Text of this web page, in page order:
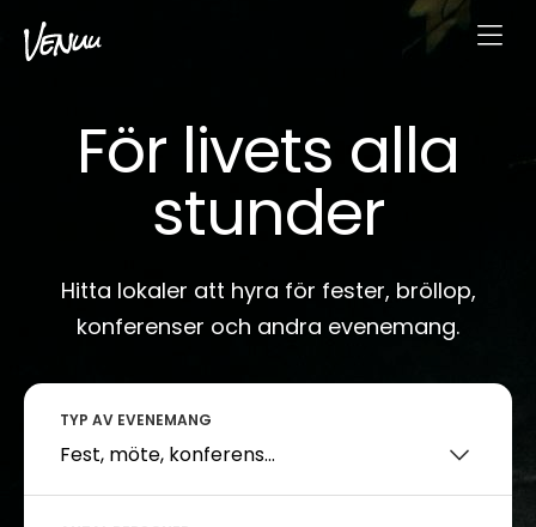
För livets alla
stunder
Hitta lokaler att hyra för fester, bröllop,
konferenser och andra evenemang.
TYP AV EVENEMANG